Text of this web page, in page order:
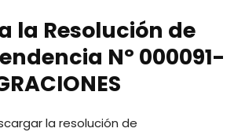
la Resolución de
Nº 000091-
la resolución de